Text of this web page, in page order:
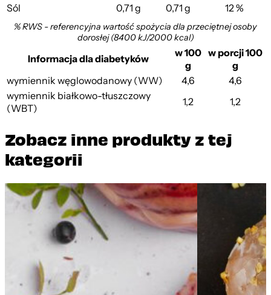
Sól
0,71 g 0,71 g 12 %
% RWS - referencyjna wartość spożycia dla przeciętnej osoby
dorosłej (8400 kJ/2000 kcal)
Informacja dla diabetyków
w 100
g
w porcji 100
g
wymiennik węglowodanowy (WW)
4,6
4,6
wymiennik białkowo-tłuszczowy
(WBT)
1,2 1,2
Zobacz inne produkty z tej
kategorii